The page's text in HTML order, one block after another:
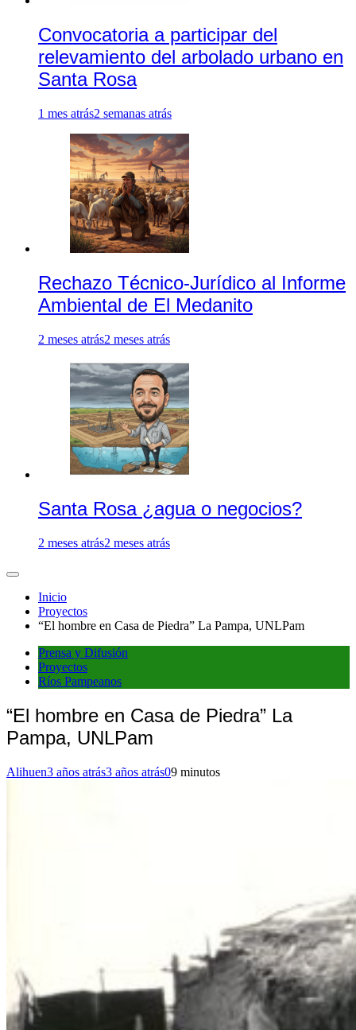
Convocatoria a participar del
relevamiento del arbolado urbano en
Santa Rosa
1 mes atrás2 semanas atrás
Rechazo Técnico-Jurídico al Informe
Ambiental de El Medanito
2 meses atrás2 meses atrás
Santa Rosa ¿agua o negocios?
2 meses atrás2 meses atrás
Inicio
Proyectos
“El hombre en Casa de Piedra” La Pampa, UNLPam
Prensa y Difusión
Proyectos
Ríos Pampeanos
“El hombre en Casa de Piedra” La
Pampa, UNLPam
Alihuen3 años atrás3 años atrás09 minutos